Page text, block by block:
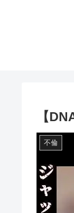
【
不倫